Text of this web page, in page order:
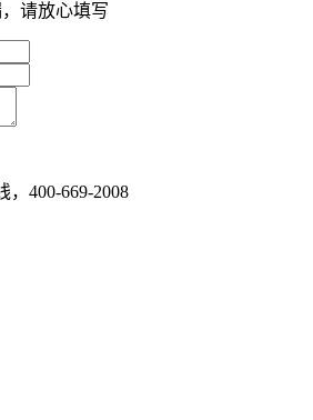
请放心填写
400-669-2008